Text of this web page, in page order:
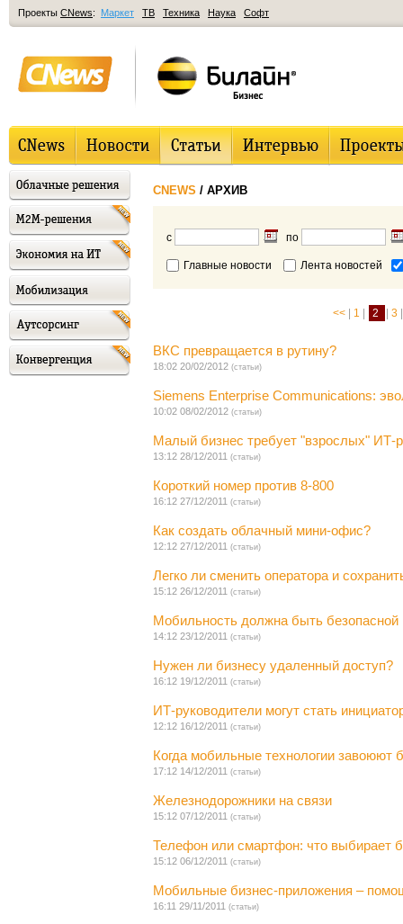
Проекты CNews: Маркет ТВ Техника Наука Софт
CNEWS / АРХИВ
с по
Главные новости Лента новостей
<< 1 2 3
ВКС превращается в рутину?
18:02 20/02/2012 (статьи)
Siemens Enterprise Communications:
10:02 08/02/2012 (статьи)
Малый бизнес требует "взрослых" ИТ-
13:12 28/12/2011 (статьи)
Короткий номер против 8-800
16:12 27/12/2011 (статьи)
Как создать облачный мини-офис?
12:12 27/12/2011 (статьи)
Легко ли сменить оператора и
15:12 26/12/2011 (статьи)
Мобильность должна быть безопасной
14:12 23/12/2011 (статьи)
Нужен ли бизнесу удаленный доступ?
16:12 19/12/2011 (статьи)
ИТ-руководители могут стать
12:12 16/12/2011 (статьи)
Когда мобильные технологии завоюют
17:12 14/12/2011 (статьи)
Железнодорожники на связи
15:12 07/12/2011 (статьи)
Телефон или смартфон: что выбирает
15:12 06/12/2011 (статьи)
Мобильные бизнес-приложения –
16:11 29/11/2011 (статьи)